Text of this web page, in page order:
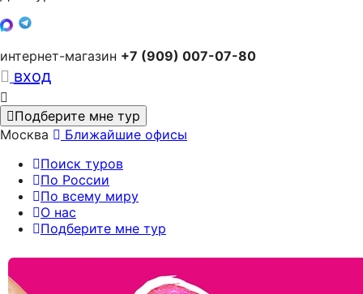
интернет-магазин +7 (909) 007-07-80
вход
Подберите мне тур
Москва
Ближайшие офисы
Поиск туров
По России
По всему миру
О нас
Подберите мне тур